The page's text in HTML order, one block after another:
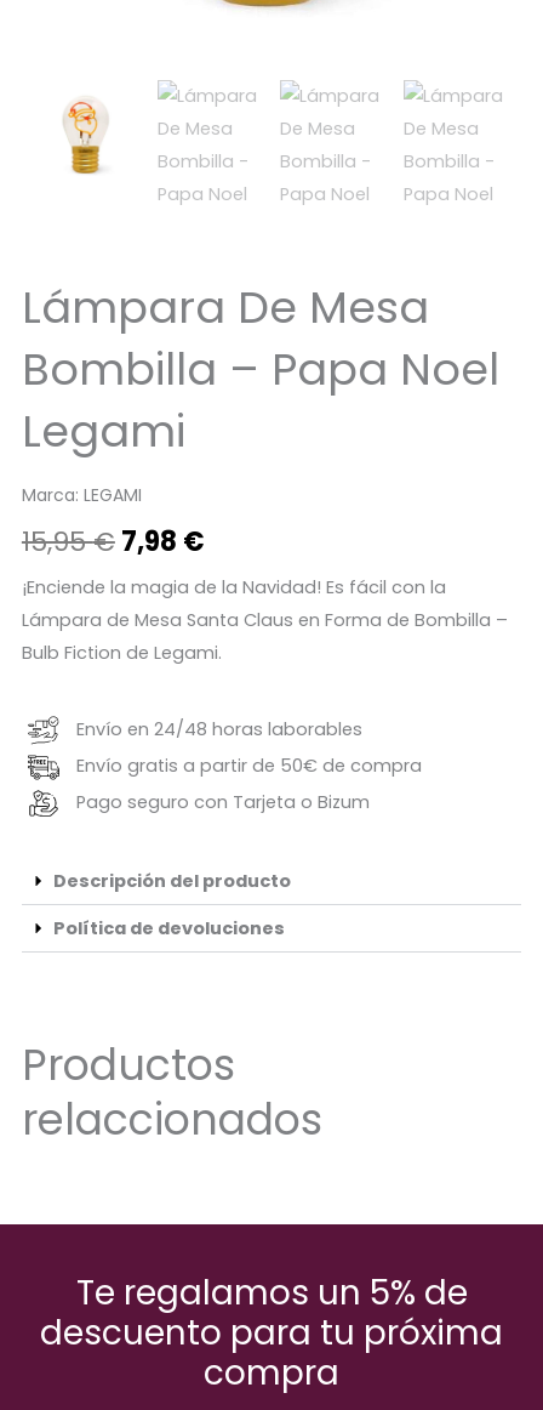
Lámpara De Mesa
Bombilla – Papa Noel
Legami
Marca: LEGAMI
15,95€El
precio
original
15,95 €.
7,98 €El
precio
actual
7,98 €.
¡Enciende la magia de la Navidad! Es fácil con la
Lámpara de Mesa Santa Claus en Forma de Bombilla –
Bulb Fiction de Legami.
Envío en 24/48 horas laborables
Envío gratis a partir de 50€ de compra
Pago seguro con Tarjeta o Bizum
Descripción del producto
Política de devoluciones
Productos
relaccionados
Te regalamos un 5% de
descuento para tu próxima
compra